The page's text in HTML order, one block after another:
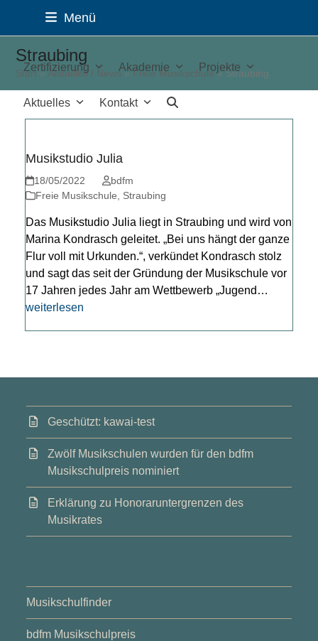
Menü
Zertifizierung Akademie Projekte
Aktuelles Kontakt
Straubing
Start»Aktuelles / News »Freie Musikschule»Straubing
Musikstudio Julia
18/05/2022
bdfm
Freie Musikschule
Straubing
Das Musikstudio Julia liegt in Straubing und wird von
Marina Kondrasch geleitet. „Bei uns hängt der ganze
Flur voll mit Urkunden.“, verkündet Kondrasch stolz
und sagt das seit der Gründung der Musikschule vor
17 Jahren jedes Jahr am Wettbewerb „Jugend…
weiterlesen
Geschützt: kawai-test
Zwölf Musikschulen wurden für den bdfm
Musikschulpreis nominiert
Erklärung zu Honoraruntergrenzen des
Musikrates
Musikschulfinder
bdfm Musikschulpreis